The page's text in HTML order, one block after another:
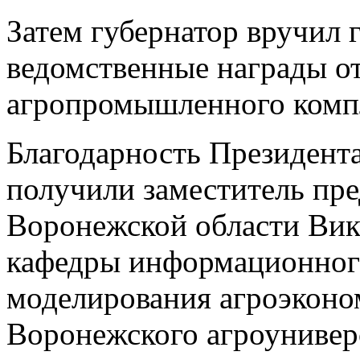
Затем губернатор вручил
ведомственные награды
агропромышленного
Благодарность
получили заместитель
Воронежской области
кафедры
моделирования
Воронежского